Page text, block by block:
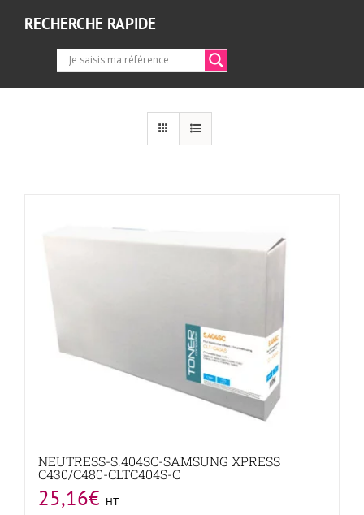
RECHERCHE RAPIDE
NEUTRESS-S.404SC-SAMSUNG XPRESS
C430/C480-CLTC404S-C
25,16€ HT